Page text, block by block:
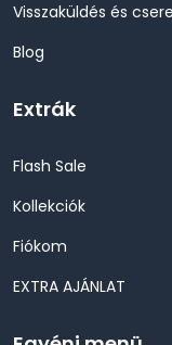
Visszaküldés és csere
Blog
Extrák
Flash Sale
Kollekciók
Fiókom
EXTRA AJÁNLAT